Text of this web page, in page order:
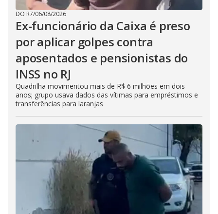
DO R7/06/08/2026
Ex-funcionário da Caixa é preso
por aplicar golpes contra
aposentados e pensionistas do
INSS no RJ
Quadrilha movimentou mais de R$ 6 milhões em dois
anos; grupo usava dados das vítimas para empréstimos e
transferências para laranjas